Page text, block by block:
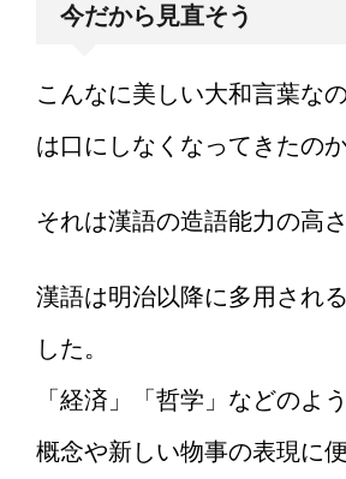
今だから見直そう
こんなに美しい大和言葉な
は口にしなくなってきたの
それは漢語の造語能力の高
漢語は明治以降に多用され
した。
「経済」「哲学」などのよ
概念や新しい物事の表現に